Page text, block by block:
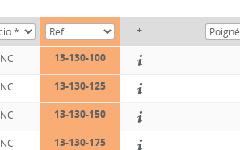
+
NC 13-130-100
NC 13-130-125
NC 13-130-150
NC 13-130-175